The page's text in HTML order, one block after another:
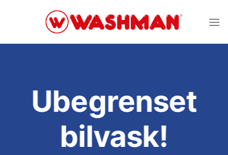
Ubegrenset
bilvask!